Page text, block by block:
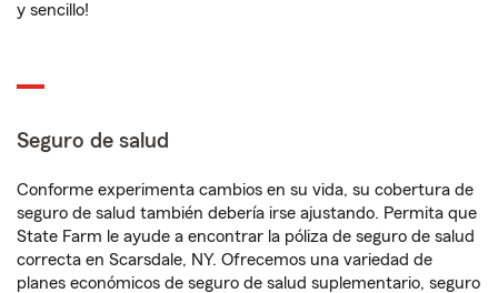
y sencillo!
Seguro de salud
Conforme experimenta cambios en su vida, su cobertura de
seguro de salud también debería irse ajustando. Permita que
State Farm le ayude a encontrar la póliza de seguro de salud
correcta en Scarsdale, NY. Ofrecemos una variedad de
planes económicos de seguro de salud suplementario, seguro